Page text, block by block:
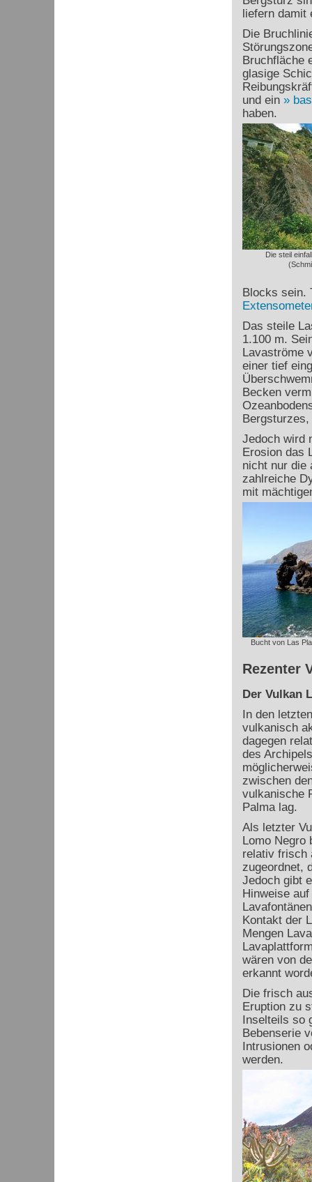
liefern damit
Die
Bruchfläche
glasige
und ein
haben.
Die steil
Blocks sein.
Das steile
1.100 m.
Lavaströme
einer tief
Becken
Jedoch wird
Erosion das
nicht nur die
zahlreiche
mit
Bucht von Las
Rezenter
Der Vulkan
In den
vulkanisch
dagegen
des
zwischen
vulkanische
Palma lag.
Als letzter
Lomo Negro
relativ frisch
zugeordnet,
Jedoch gibt
Hinweise
Kontakt der
Mengen
wären von
erkannt
Die frisch
Eruption zu
Inselteils so
Bebenserie
Intrusionen
werden.